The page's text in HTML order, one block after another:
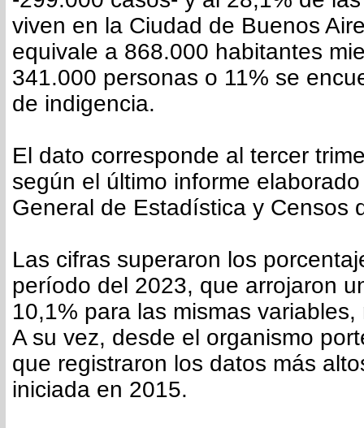
viven en la Ciudad de Buenos
equivale a 868.000 habitantes
341.000 personas o 11% se
de indigencia.
El dato corresponde al tercer
según el último informe
General de Estadística y Censos
Las cifras superaron los
período del 2023, que arrojaron
10,1% para las mismas
A su vez, desde el organismo
que registraron los datos más
iniciada en 2015.